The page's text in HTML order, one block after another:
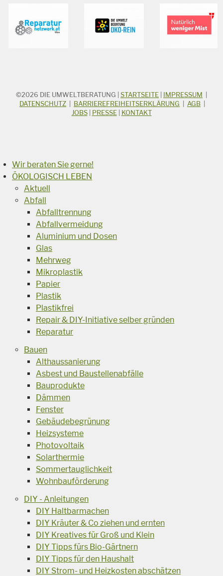
STICHWORTSUCHE
Suchbegriff
©2026 DIE UMWELTBERATUNG STARTSEITE IMPRESSUM
DATENSCHUTZ
BARRIEREFREIHEITSERKLÄRUNG AGB
JOBS| PRESSE| KONTAKT
Wir beraten Sie gerne!
ÖKOLOGISCH LEBEN
Aktuell
Abfall
Abfalltrennung
Abfallvermeidung
Aluminium und Dosen
Glas
Mehrweg
Mikroplastik
Papier
Plastik
Plastikfrei
Repair & DIY-Initiative selber gründen
Reparatur
Bauen
Althaussanierung
Asbest und Baustellenabfälle
Bauprodukte
Dämmen
Fenster
Gebäudebegrünung
Heizsysteme
Photovoltaik
Solarthermie
Sommertauglichkeit
Wohnbauförderung
DIY - Anleitungen
DIY Haltbarmachen
DIY Kräuter & Co ziehen und ernten
DIY Kreatives für Groß und Klein
DIY Tipps fürs Bio-Gärtnern
DIY Tipps für den Haushalt
DIY Strom- und Heizkosten abschätzen